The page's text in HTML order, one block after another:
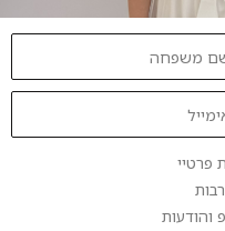
שנושם חופש
בימי האביב ההפכפכים
פרטיי
והודעות